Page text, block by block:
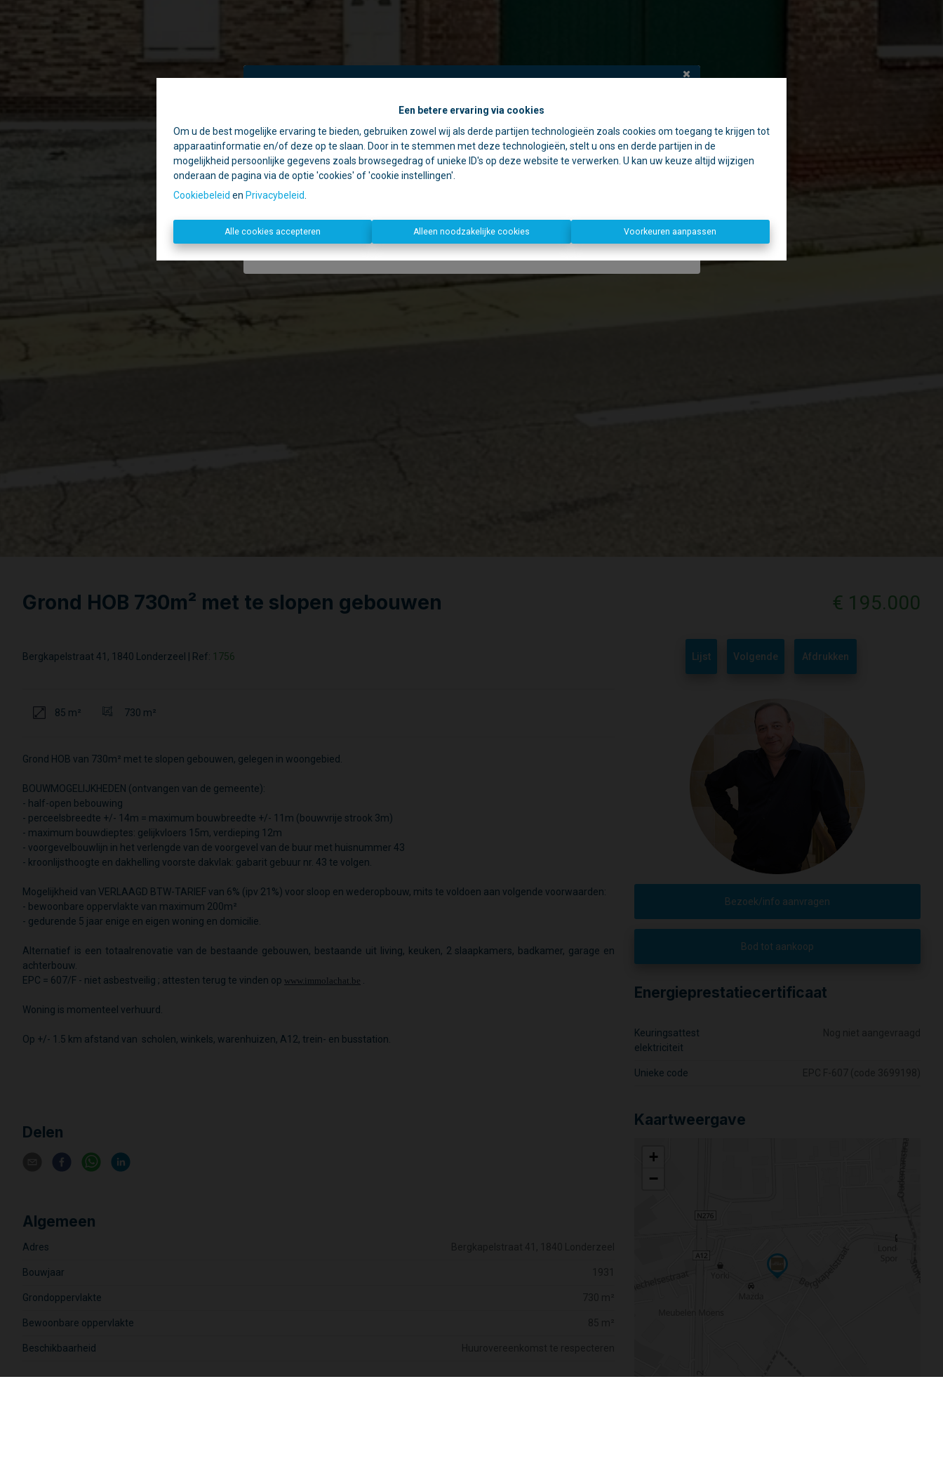
Een betere ervaring via cookies
Om u de best mogelijke ervaring te bieden, gebruiken zowel wij als derde partijen technologieën zoals cookies om toegang te krijgen tot
apparaatinformatie en/of deze op te slaan. Door in te stemmen met deze technologieën, stelt u ons en derde partijen in de
mogelijkheid persoonlijke gegevens zoals browsegedrag of unieke ID's op deze website te verwerken. U kan uw keuze altijd wijzigen
onderaan de pagina via de optie 'cookies' of 'cookie instellingen'.
Cookiebeleid en Privacybeleid
Alle cookies accepteren Alleen noodzakelijke cookies Voorkeuren aanpassen
Grond HOB 730m² met te slopen gebouwen € 195.000
Bergkapelstraat 41, 1840 Londerzeel | Ref: 1756 Lijst Volgende Afdrukken
85 m² 730 m²
Grond HOB van 730m² met te slopen gebouwen, gelegen in woongebied.
BOUWMOGELIJKHEDEN (ontvangen van de gemeente):
- half-open bebouwing
- perceelsbreedte +/- 14m = maximum bouwbreedte +/- 11m (bouwvrije strook 3m)
- maximum bouwdieptes: gelijkvloers 15m, verdieping 12m
- voorgevelbouwlijn in het verlengde van de voorgevel van de buur met huisnummer 43
- kroonlijsthoogte en dakhelling voorste dakvlak: gabarit gebuur nr. 43 te volgen.
Mogelijkheid van VERLAAGD BTW-TARIEF van 6% (ipv 21%) voor sloop en wederopbouw, mits te voldoen aan volgende voorwaarden:
- bewoonbare oppervlakte van maximum 200m²
- gedurende 5 jaar enige en eigen woning en domicilie.
Alternatief is een totaalrenovatie van de bestaande gebouwen, bestaande uit living, keuken, 2 slaapkamers, badkamer, garage en
achterbouw.
EPC = 607/F - niet asbestveilig ; attesten terug te vinden op www.immolachat.be
Woning is momenteel verhuurd.
Op +/- 1.5 km afstand van scholen, winkels, warenhuizen, A12, trein- en busstation.
Delen
Algemeen
Adres Bergkapelstraat 41, 1840 Londerzeel
Bouwjaar 1931
Grondoppervlakte 730 m²
Bewoonbare oppervlakte 85 m²
Beschikbaarheid Huurovereenkomst te respecteren
Bezoek/info aanvragen
Bod tot aankoop
Energieprestatiecertificaat
Keuringsattest
elektriciteit
Nog niet aangevraagd
Unieke code EPC F-607 (code 3699198)
Kaartweergave
☀️ Achter elke gesloten deur schuilt een goede reden. 🏡
Tijdens de zomer zijn we vaak op pad voor schattingen en bezichtigingen.
Daarom is ons kantoor in de namiddag voornamelijk geopend op afspraak.
Open deur?Kom gerust binnen, we helpen u graag verder!
Gesloten deur?
Dirk, Kurt en Lien